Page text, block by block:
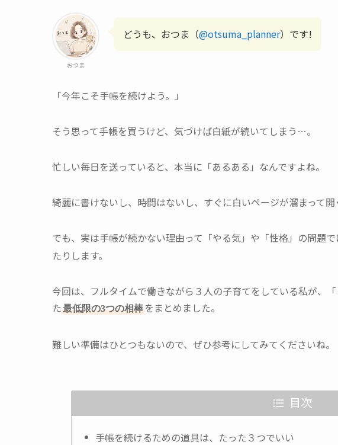
おつま
どうも、おつま（@otsuma_planner）です!
「今年こそ手帳を続けよう。」
そう思って手帳を買うけど、気づけば白紙が続いてしまう…。
忙しい毎日を送っていると、本当に「あるある」なんですよね。
綺麗に書けないし、時間はないし、すぐに白いページが溜まって開
でも、実は手帳が続かない理由って「やる気」や「性格」の問題で
たりします。
今回は、フルタイムで働きながら３人の子育てをしている私が、
た最低限の3つの相棒 をまとめました。
難しい準備はひとつもないので、ぜひ参考にしてみてくださいね。
目次
手帳を続けるための道具は、たった３つでいい